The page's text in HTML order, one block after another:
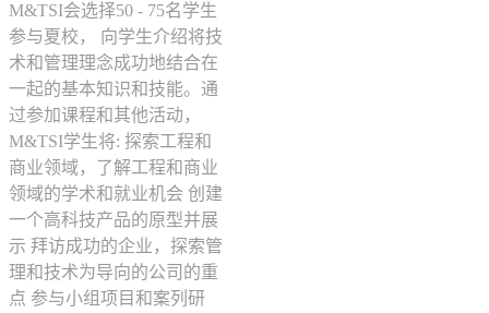
M&TSI会选择50 - 75名学生
参与夏校， 向学生介绍将技
术和管理理念成功地结合在
一起的基本知识和技能。通
过参加课程和其他活动，
M&TSI学生将: 探索工程和
商业领域，了解工程和商业
领域的学术和就业机会 创建
一个高科技产品的原型并展
示 拜访成功的企业，探索管
理和技术为导向的公司的重
点 参与小组项目和案列研